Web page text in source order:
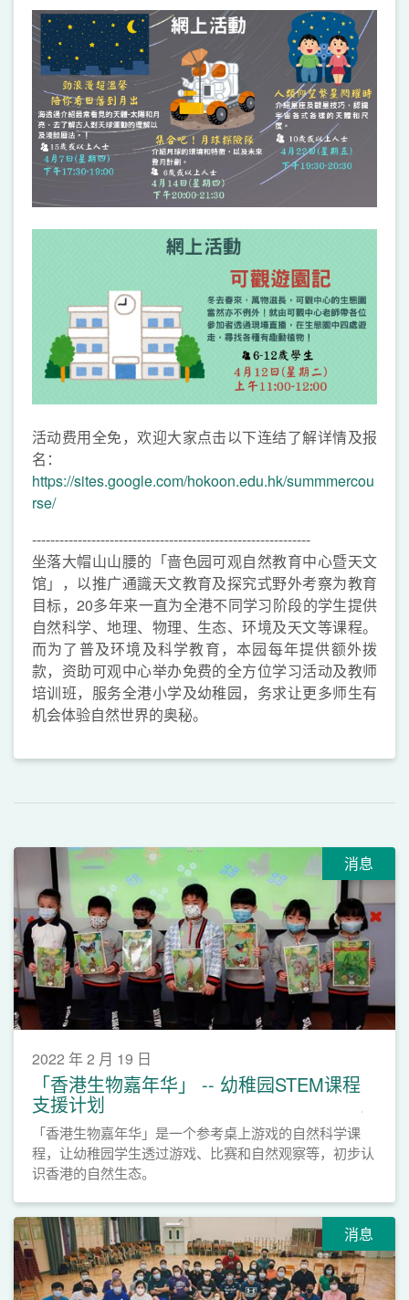
活动费用全免，欢迎大家点击以下连结了解详情及报
名：
https://sites.google.com/hokoon.edu.hk/summmercou
rse/
-------------------------------------------------------------
坐落大帽山山腰的「啬色园可观自然教育中心暨天文
馆」，以推广通識天文教育及探究式野外考察为教育
目标，20多年来一直为全港不同学习阶段的学生提供
自然科学、地理、物理、生态、环境及天文等课程。
而为了普及环境及科学教育，本园每年提供额外拨
款，资助可观中心举办免费的全方位学习活动及教师
培训班，服务全港小学及幼稚园，务求让更多师生有
机会体验自然世界的奥秘。
消息
2022 年 2 月 19 日
「香港生物嘉年华」 -- 幼稚园STEM课程
支援计划
「香港生物嘉年华」是一个参考桌上游戏的自然科学课
程，让幼稚园学生透过游戏、比赛和自然观察等，初步认
识香港的自然生态。
消息